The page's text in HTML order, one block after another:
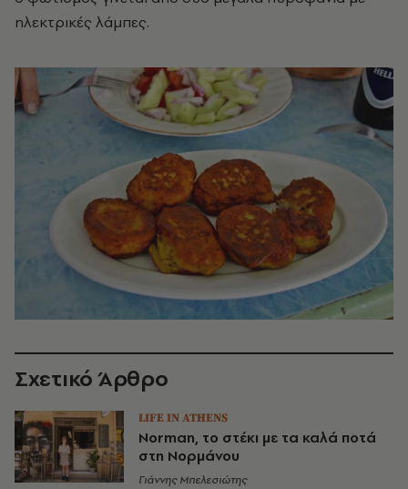
ηλεκτρικές λάμπες.
Σχετικό Άρθρο
LIFE IN ATHENS
Norman, το στέκι με τα καλά ποτά
στη Νορμάνου
Γιάννης Μπελεσιώτης